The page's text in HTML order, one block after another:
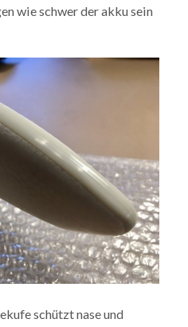
wie schwer der akku sein
schützt nase und